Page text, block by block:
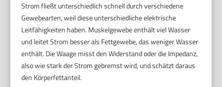
Strom fließt unterschiedlich schnell durch verschiedene
Gewebearten, weil diese unterschiedliche elektrische
Leitfähigkeiten haben. Muskelgewebe enthält viel Wasser
und leitet Strom besser als Fettgewebe, das weniger Wasser
enthält. Die Waage misst den Widerstand oder die Impedanz,
also wie stark der Strom gebremst wird, und schätzt daraus
den Körperfettanteil.